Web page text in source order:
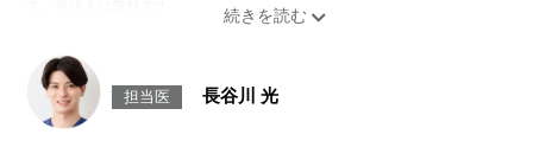
施術時間：注入箇所数により異なりますが、約10分程
り感などが一時的に生じることがあります。また、稀ではありますが、ア
レルギー反応、細菌感染、血管内誤注入による血管閉塞や皮膚壊死といっ
た重篤な合併症が報告されています。特に鼻周囲は血管分布が複雑なた
め、適切な技術と経験が求められます。施術後1〜2週間は、注入部位を強
担当医 長谷川 光